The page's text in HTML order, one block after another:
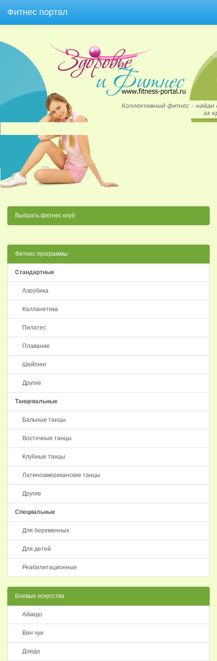
Фитнес портал
Выбрать фитнес клуб
Фитнес программы
Стандартные
Аэробика
Калланетика
Пилатес
Плавание
Шейпинг
Другие
Танцевальные
Бальные танцы
Восточные танцы
Клубные танцы
Латиноамериканские танцы
Другие
Специальные
Для беременных
Для детей
Реабилитационные
Боевые искусства
Айкидо
Вин чун
Дзюдо